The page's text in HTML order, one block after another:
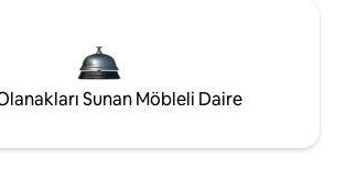
Sunan Möbleli Daire